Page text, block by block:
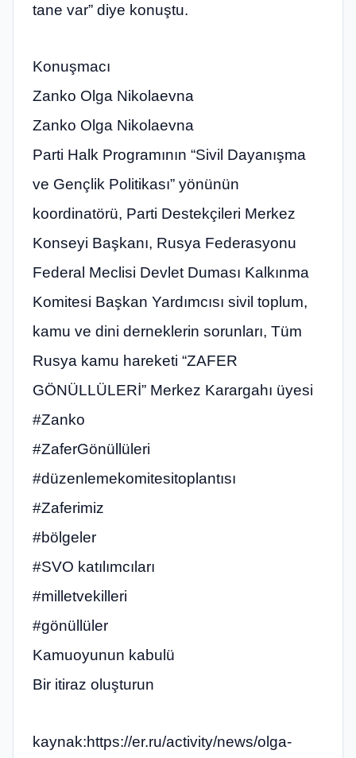
tane var” diye konuştu.
Konuşmacı
Zanko Olga Nikolaevna
Zanko Olga Nikolaevna
Parti Halk Programının “Sivil Dayanışma
ve Gençlik Politikası” yönünün
koordinatörü, Parti Destekçileri Merkez
Konseyi Başkanı, Rusya Federasyonu
Federal Meclisi Devlet Duması Kalkınma
Komitesi Başkan Yardımcısı sivil toplum,
kamu ve dini derneklerin sorunları, Tüm
Rusya kamu hareketi “ZAFER
GÖNÜLLÜLERİ” Merkez Karargahı üyesi
#Zanko
#ZaferGönüllüleri
#düzenlemekomitesitoplantısı
#Zaferimiz
#bölgeler
#SVO katılımcıları
#milletvekilleri
#gönüllüler
Kamuoyunun kabulü
Bir itiraz oluşturun
kaynak:https://er.ru/activity/news/olga-